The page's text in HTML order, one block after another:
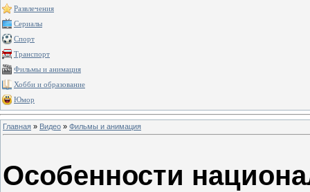
Развлечения
Сериалы
Спорт
Транспорт
Фильмы и анимация
Хобби и образование
Юмор
Главная » Видео » Фильмы и анимация
Особенности